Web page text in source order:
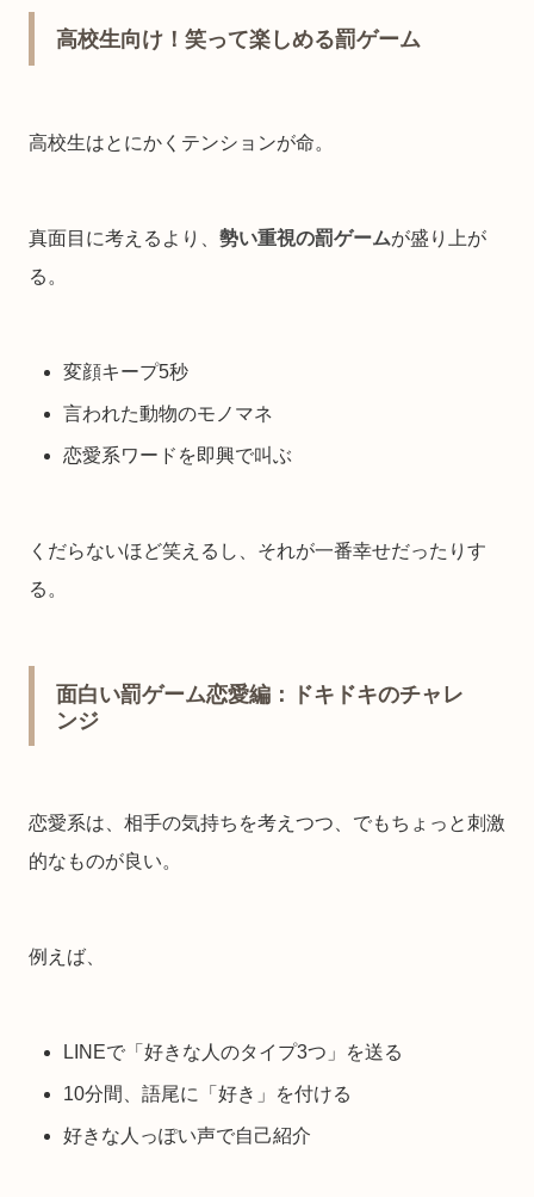
高校生向け！笑って楽しめる罰ゲーム
高校生はとにかくテンションが命。
真面目に考えるより、 勢い重視の罰ゲームが盛り上が
る。
変顔キープ5秒
言われた動物のモノマネ
恋愛系ワードを即興で叫ぶ
くだらないほど笑えるし、それが一番幸せだったりす
る。
面白い罰ゲーム恋愛編：ドキドキのチャレ
ンジ
恋愛系は、相手の気持ちを考えつつ、でもちょっと刺激
的なものが良い。
例えば、
LINEで「好きな人のタイプ3つ」を送る
10分間、語尾に「好き」を付ける
好きな人っぽい声で自己紹介